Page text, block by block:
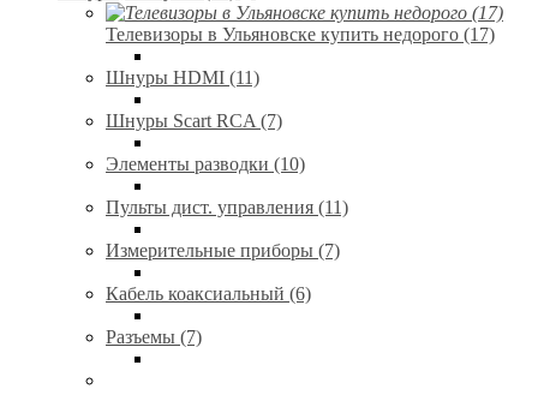
Телевизоры в Ульяновске купить недорого (17)
Шнуры HDMI (11)
Шнуры Scart RCA (7)
Элементы разводки (10)
Пульты дист. управления (11)
Измерительные приборы (7)
Кабель коаксиальный (6)
Разъемы (7)